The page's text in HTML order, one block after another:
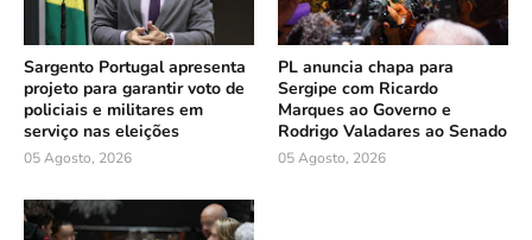
Sargento Portugal apresenta
projeto para garantir voto de
policiais e militares em
serviço nas eleições
05 Agosto, 2026
PL anuncia chapa para
Sergipe com Ricardo
Marques ao Governo e
Rodrigo Valadares ao Senado
05 Agosto, 2026